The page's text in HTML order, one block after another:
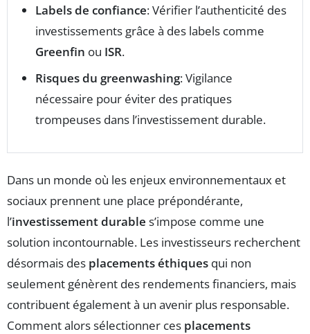
Labels de confiance: Vérifier l’authenticité des
investissements grâce à des labels comme
Greenfin ou ISR.
Risques du greenwashing: Vigilance
nécessaire pour éviter des pratiques
trompeuses dans l’investissement durable.
Dans un monde où les enjeux environnementaux et
sociaux prennent une place prépondérante,
l’investissement durable s’impose comme une
solution incontournable. Les investisseurs recherchent
désormais des placements éthiques qui non
seulement génèrent des rendements financiers, mais
contribuent également à un avenir plus responsable.
Comment alors sélectionner ces placements